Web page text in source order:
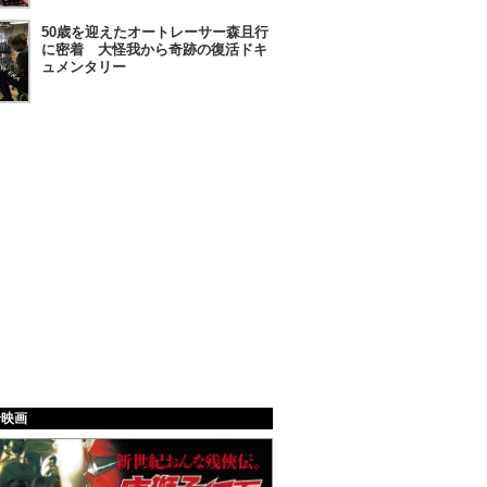
50歳を迎えたオートレーサー森且行
に密着 大怪我から奇跡の復活ドキ
ュメンタリー
画